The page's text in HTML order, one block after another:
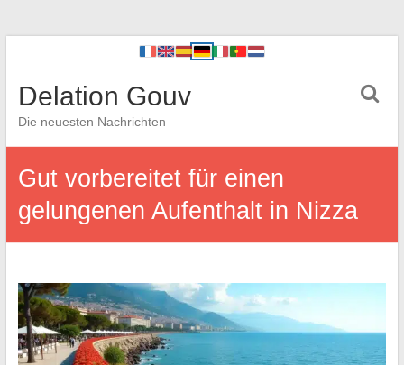
Delation Gouv
Die neuesten Nachrichten
Gut vorbereitet für einen
gelungenen Aufenthalt in Nizza